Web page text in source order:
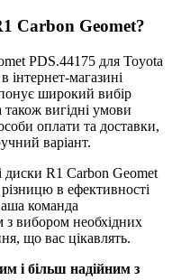
Carbon Geomet?
PDS.44175 для Toyota
магазині
широкий вибір
також вигідні умови
оплати та доставки,
варіант.
диски R1 Carbon Geomet
в ефективності
команда
з вибором необхідних
що вас цікавлять.
і більш надійним з